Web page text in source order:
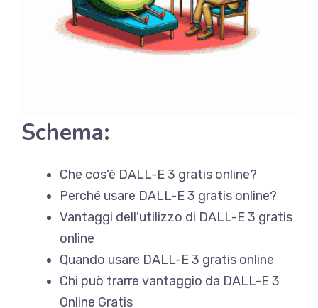
Schema:
Che cos'è DALL-E 3 gratis online?
Perché usare DALL-E 3 gratis online?
Vantaggi dell'utilizzo di DALL-E 3 gratis
online
Quando usare DALL-E 3 gratis online
Chi può trarre vantaggio da DALL-E 3
Online Gratis